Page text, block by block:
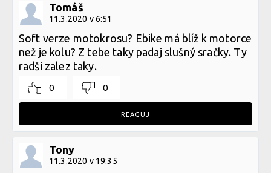
Tomáš
11.3.2020 v 6:51
Soft verze motokrosu? Ebike má blíž k motorce
než je kolu? Z tebe taky padaj slušný sračky. Ty
radši zalez taky.
0 0
REAGUJ
Tony
11.3.2020 v 19:35